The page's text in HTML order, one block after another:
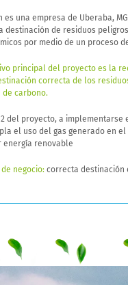
es una empresa de Uberaba,
destinación de residuos
por medio de un proceso
principal del proyecto es la
correcta de los
de carbono.
2 del proyecto, a implementarse
el uso del gas generado en
energía renovable
negocio:correcta destinación